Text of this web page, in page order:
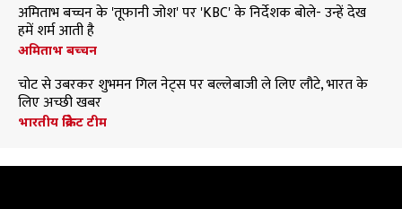
अमिताभ बच्चन के 'तूफानी जोश' पर 'KBC' के निर्देशक बोले- उन्हें देख
हमें शर्म आती है
अमिताभ बच्चन
चोट से उबरकर शुभमन गिल नेट्स पर बल्लेबाजी ले लिए लौटे, भारत के
लिए अच्छी खबर
भारतीय क्रिकेट टीम